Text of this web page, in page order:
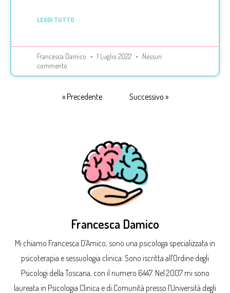
LEGGI TUTTO
Francesca Damico 1 Luglio 2022
Nessun
commento
« Precedente Successivo »
Francesca Damico
Mi chiamo Francesca D’Amico, sono una psicologa specializzata in
psicoterapia e sessuologia clinica. Sono iscritta all’Ordine degli
Psicologi della Toscana, con il numero 6447. Nel 2007 mi sono
laureata in Psicologia Clinica e di Comunità presso l’Università degli